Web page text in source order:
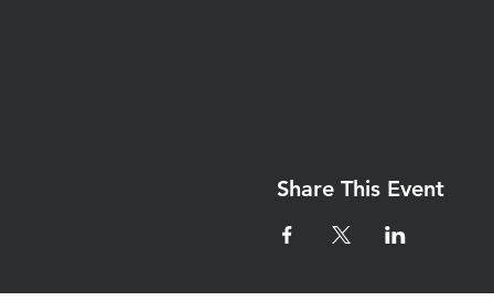
Share This Event